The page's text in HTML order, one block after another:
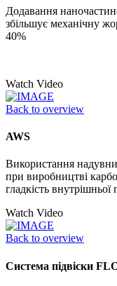
Додавання
збільшує механічну
40%
Watch Video
Back to overview
AWS
Використання
при виробництві
гладкість
Watch Video
Back to overview
Система підвіски